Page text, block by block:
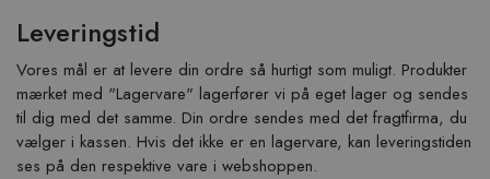
Leveringstid
Vores mål er at levere din ordre så hurtigt som muligt. Produkter
mærket med "Lagervare" lagerfører vi på eget lager og sendes
til dig med det samme. Din ordre sendes med det fragtfirma, du
vælger i kassen. Hvis det ikke er en lagervare, kan leveringstiden
ses på den respektive vare i webshoppen.